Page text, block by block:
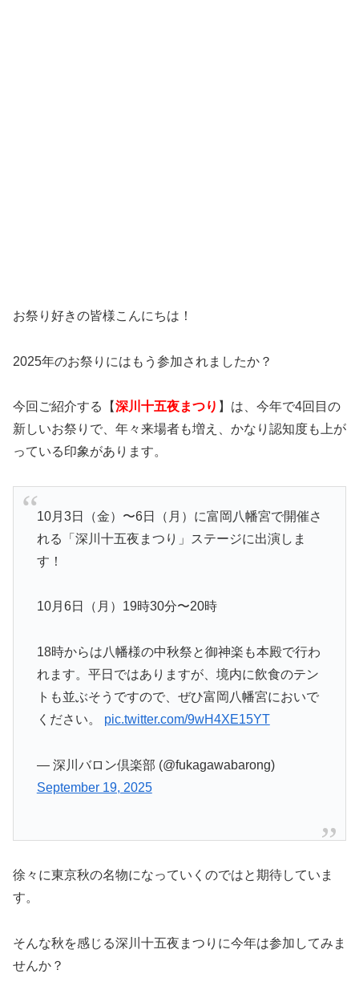
お祭り好きの皆様こんにちは！
2025年のお祭りにはもう参加されましたか？
今回ご紹介する【深川十五夜まつり 】は、今年で4回目の
新しいお祭りで、年々来場者も増え、かなり認知度も上が
っている印象があります。
10月3日（金）〜6日（月）に富岡八幡宮で開催さ
れる「深川十五夜まつり」ステージに出演しま
す！
10月6日（月）19時30分〜20時
18時からは八幡様の中秋祭と御神楽も本殿で行わ
れます。平日ではありますが、境内に飲食のテン
トも並ぶそうですので、ぜひ富岡八幡宮においで
ください。 pic.twitter.com/9wH4XE15YT
— 深川バロン倶楽部 (@fukagawabarong)
September 19, 2025
徐々に東京秋の名物になっていくのではと期待していま
す。
そんな秋を感じる深川十五夜まつりに今年は参加してみま
せんか？